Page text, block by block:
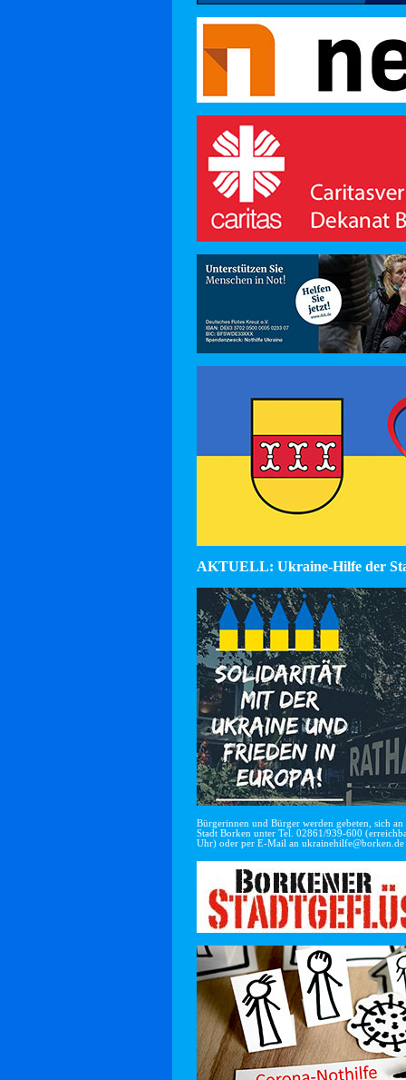
AKTUELL: Ukraine-Hilfe der
Bürgerinnen und Bürger werden gebeten, sich
Stadt Borken unter Tel. 02861/939-600
Uhr) oder per E-Mail an ukrainehilfe@borken.de